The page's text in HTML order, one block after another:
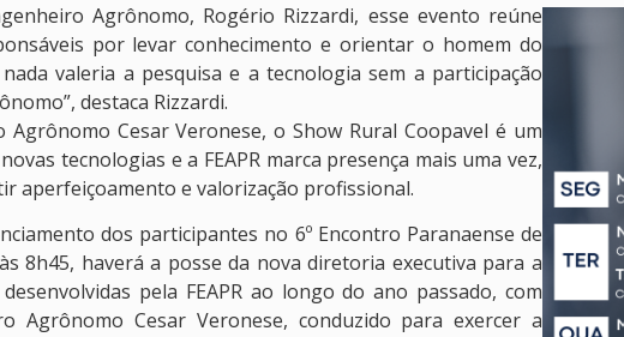
Agrônomo, Rogério Rizzardi, esse evento reúne
por levar conhecimento e orientar o homem do
valeria a pesquisa e a tecnologia sem a participação
destaca Rizzardi.
Agrônomo Cesar Veronese, o Show Rural Coopavel é um
tecnologias e a FEAPR marca presença mais uma vez,
aperfeiçoamento e valorização profissional.
dos participantes no 6º Encontro Paranaense de
8h45, haverá a posse da nova diretoria executiva para a
pela FEAPR ao longo do ano passado, com
Agrônomo Cesar Veronese, conduzido para exercer a